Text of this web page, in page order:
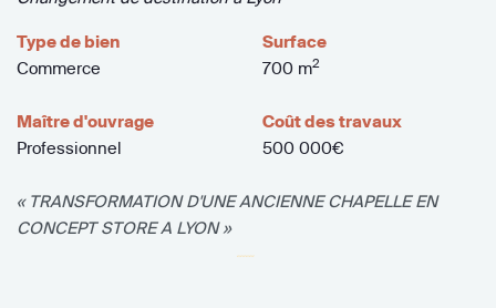
Type de bien
Commerce
Surface
700 m2
Maître d'ouvrage
Professionnel
Coût des travaux
500 000€
« TRANSFORMATION D'UNE ANCIENNE CHAPELLE EN
CONCEPT STORE A LYON »